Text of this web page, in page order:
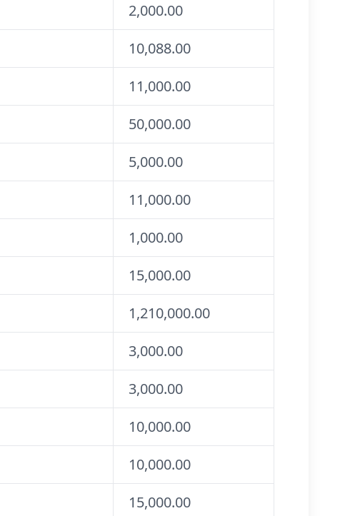
2,000.00
10,088.00
11,000.00
50,000.00
5,000.00
11,000.00
1,000.00
15,000.00
1,210,000.00
3,000.00
3,000.00
10,000.00
10,000.00
15,000.00